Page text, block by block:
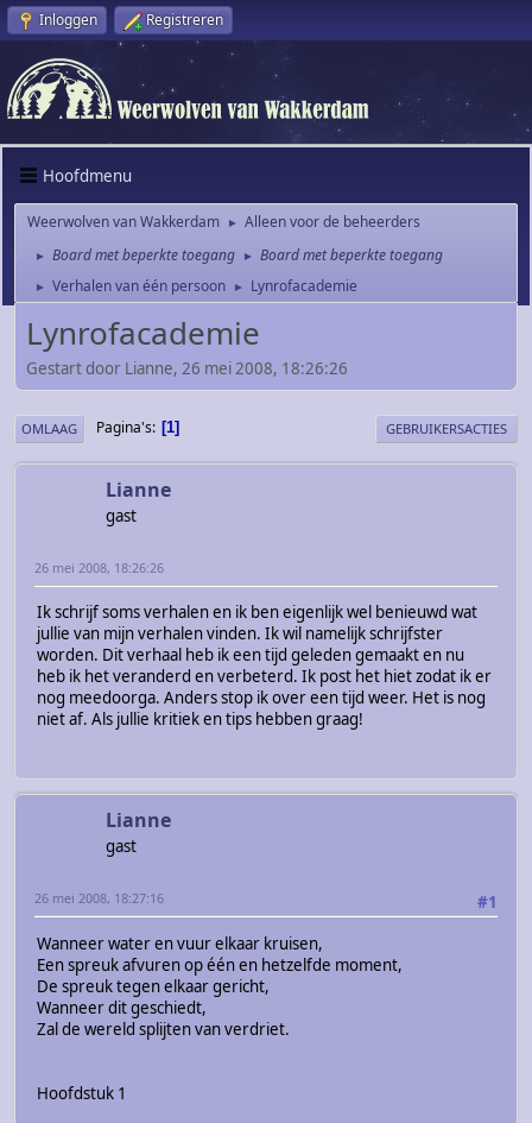
Inloggen Registreren
Hoofdmenu
Weerwolven van Wakkerdam ► Alleen voor de beheerders
► Board met beperkte toegang ► Board met beperkte toegang
► Verhalen van één persoon ► Lynrofacademie
Lynrofacademie
Gestart door Lianne, 26 mei 2008, 18:26:26
OMLAAG Pagina's 1 GEBRUIKERSACTIES
Lianne
gast
26 mei 2008, 18:26:26
Ik schrijf soms verhalen en ik ben eigenlijk wel benieuwd wat
jullie van mijn verhalen vinden. Ik wil namelijk schrijfster
worden. Dit verhaal heb ik een tijd geleden gemaakt en nu
heb ik het veranderd en verbeterd. Ik post het hiet zodat ik er
nog meedoorga. Anders stop ik over een tijd weer. Het is nog
niet af. Als jullie kritiek en tips hebben graag!
Lianne
gast
#1
26 mei 2008, 18:27:16
Wanneer water en vuur elkaar kruisen,
Een spreuk afvuren op één en hetzelfde moment,
De spreuk tegen elkaar gericht,
Wanneer dit geschiedt,
Zal de wereld splijten van verdriet.
Hoofdstuk 1